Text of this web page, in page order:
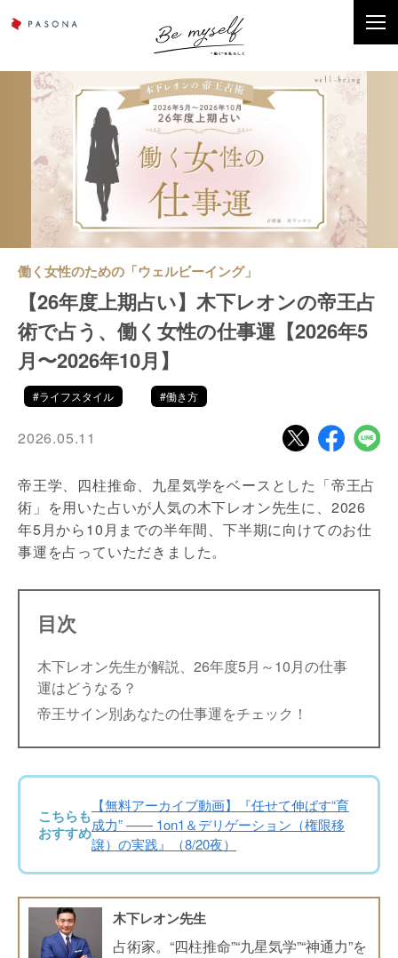
働く女性のための「ウェルビーイング」
【26年度上期占い】木下レオンの帝王占
術で占う、働く女性の仕事運【2026年5
月〜2026年10月】
#ライフスタイル #働き方
2026.05.11
帝王学、四柱推命、九星気学をベースとした「帝王占
術」を用いた占いが人気の木下レオン先生に、2026
年5月から10月までの半年間、下半期に向けてのお仕
事運を占っていただきました。
目次
木下レオン先生が解説、26年度5月～10月の仕事
運はどうなる？
帝王サイン別あなたの仕事運をチェック！
こちらも
おすすめ
【無料アーカイブ動画】『任せて伸ばす“育
成力” —— 1on1＆デリゲーション（権限移
譲）の実践』（8/20夜）
木下レオン先生
占術家。“四柱推命”“九星気学”“神通力”を